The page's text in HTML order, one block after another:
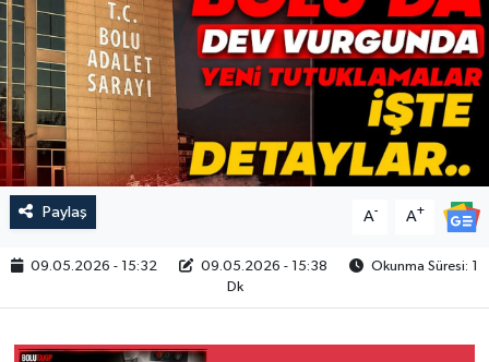
Paylaş A- A+
09.05.2026 - 15:32 09.05.2026 - 15:38
Okunma Süresi: 1
Dk